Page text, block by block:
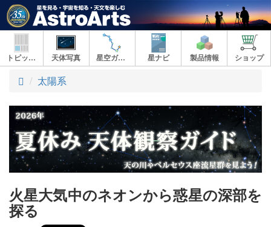
トピックス 天体写真 星空ガイド 星ナビ 製品情報 ショップ
ト
プ
太陽系
火星大気中のネオンから惑星の深部を
探る